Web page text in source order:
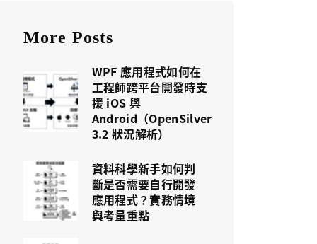
More Posts
WPF 應用程式如何在
工程師跨平台開發時支
援 iOS 與
Android（OpenSilver
3.2 狀況解析）
資料科學新手如何判
斷是否需要自行開發
應用程式？實務情境
與考量重點